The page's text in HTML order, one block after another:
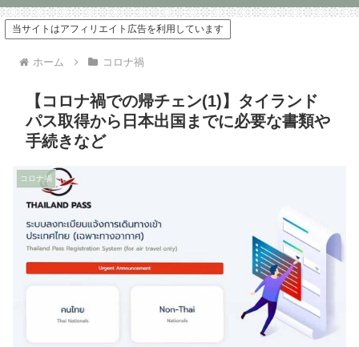
当サイトはアフィリエイト広告を利用しています
ホーム コロナ禍
【コロナ禍での帰チェン(1)】タイランド
パス取得から日本出国までに必要な書類や
手続きなど
コロナ禍